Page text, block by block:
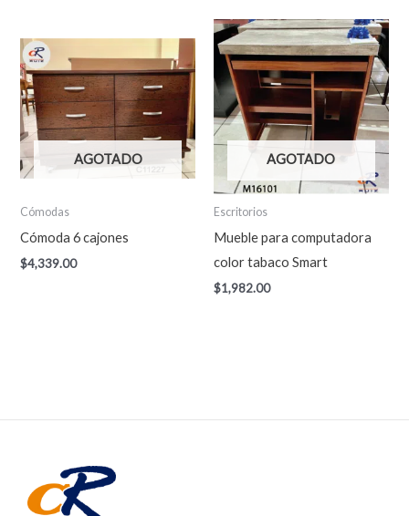
AGOTADO
Cómodas
Cómoda 6 cajones
$4,339.00
AGOTADO
Escritorios
Mueble para computadora
color tabaco Smart
$1,982.00